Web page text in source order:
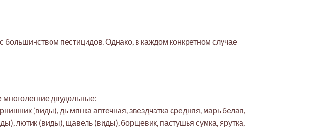
пестицидов. Однако, в каждом конкретном случае
двудольные:
(виды), дымянка аптечная, звездчатка средняя, марь белая,
лютик (виды), щавель (виды), борщевик, пастушья сумка, ярутка,